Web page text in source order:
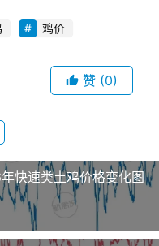
鸡价
赞 (0)
快速类土鸡价格变化图